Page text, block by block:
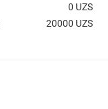
0 UZS
20000 UZS